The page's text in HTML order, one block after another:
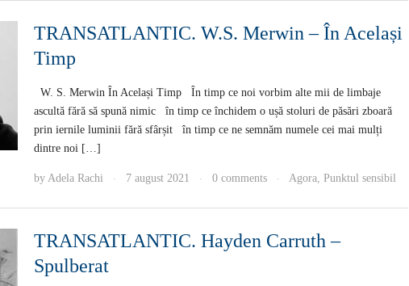
TRANSATLANTIC. W.S. Merwin – În Același
Timp
W. S. Merwin În Același Timp În timp ce noi vorbim alte mii de limbaje
ascultă fără să spună nimic în timp ce închidem o ușă stoluri de păsări zboară
prin iernile luminii fără sfârșit în timp ce ne semnăm numele cei mai mulți
dintre noi […]
by Adela Rachi · 7 august 2021 · 0 comments · Agora, Punktul sensibil
TRANSATLANTIC. Hayden Carruth –
Spulberat